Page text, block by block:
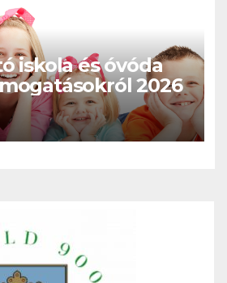
iskola és óvóda
2026